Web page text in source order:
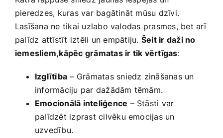
Zoo preces
pieredzes, kuras var bagātināt‍ mūsu dzīvi.⁣
Lasīšana ne tikai uzlabo‍ valodas prasmes, bet arī
palīdz attīstīt iztēli un⁢ empātiju. Šeit ir daži no
‍iemesliem,kāpēc grāmatas ir tik vērtīgas:
Izglītība – Grāmatas sniedz zināšanas un
informāciju par dažādām tēmām.
Emocionālā inteliģence – ‌Stāsti var
palīdzēt izprast cilvēku emocijas un
uzvedību.